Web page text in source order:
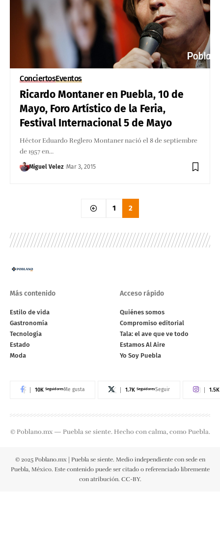
ConciertosEventos
Ricardo Montaner en Puebla, 10 de
Mayo, Foro Artístico de la Feria,
Festival Internacional 5 de Mayo
Héctor Eduardo Reglero Montaner nació el 8 de septiembre
de 1957 en…
Miguel Velez Mar 3, 2015
1 2
Más contenido
Estilo de vida
Gastronomía
Tecnología
Estado
Moda
Acceso rápido
Quiénes somos
Compromiso editorial
Tala: el ave que ve todo
Estamos Al Aire
Yo Soy Puebla
10K SeguidoresMe gusta 1.7K SeguidoresSeguir 1.5K
© Poblano.mx — Puebla se siente. Hecho con calma, como Puebla.
© 2025 Poblano.mx | Puebla se siente. Medio independiente con sede en
Puebla, México. Este contenido puede ser citado o referenciado libremente
con atribución. CC-BY.